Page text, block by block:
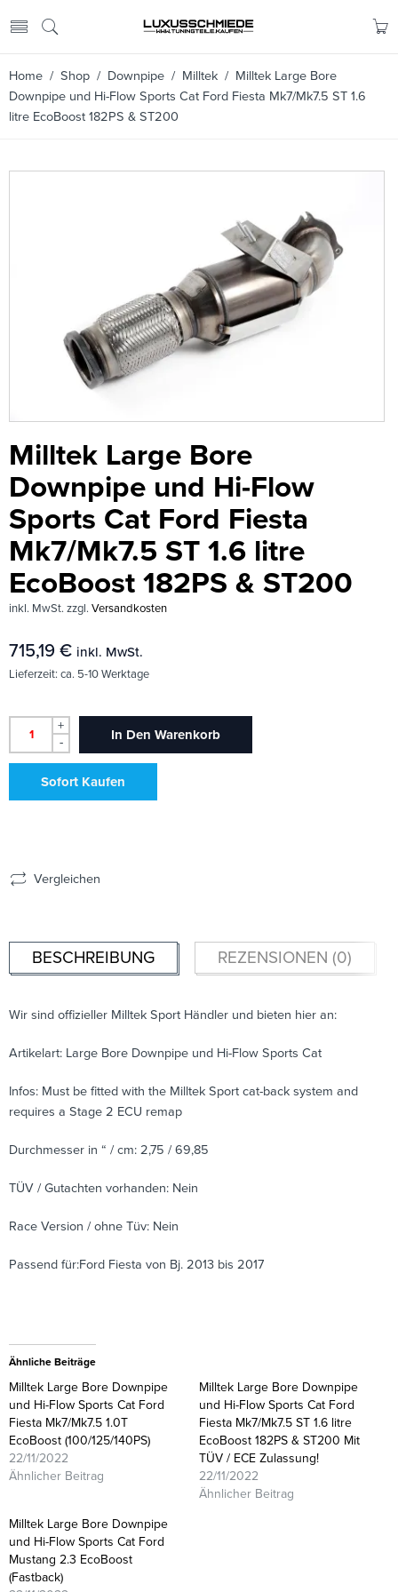
Home / Shop / Downpipe / Milltek / Milltek Large Bore
Downpipe und Hi-Flow Sports Cat Ford Fiesta Mk7/Mk7.5 ST 1.6
litre EcoBoost 182PS & ST200
Milltek Large Bore
Downpipe und Hi-Flow
Sports Cat Ford Fiesta
Mk7/Mk7.5 ST 1.6 litre
EcoBoost 182PS & ST200
inkl. MwSt. zzgl. Versandkosten
715,19 € inkl. MwSt.
Lieferzeit: ca. 5-10 Werktage
+
-
In Den Warenkorb
Sofort Kaufen
Vergleichen
BESCHREIBUNG REZENSIONEN (0)
Wir sind offizieller Milltek Sport Händler und bieten hier an:
Artikelart: Large Bore Downpipe und Hi-Flow Sports Cat
Infos: Must be fitted with the Milltek Sport cat-back system and
requires a Stage 2 ECU remap
Durchmesser in “ / cm: 2,75 / 69,85
TÜV / Gutachten vorhanden: Nein
Race Version / ohne Tüv: Nein
Passend für:Ford Fiesta von Bj. 2013 bis 2017
Ähnliche Beiträge
Milltek Large Bore Downpipe
und Hi-Flow Sports Cat Ford
Fiesta Mk7/Mk7.5 1.0T
EcoBoost (100/125/140PS)
22/11/2022
Ähnlicher Beitrag
Milltek Large Bore Downpipe
und Hi-Flow Sports Cat Ford
Fiesta Mk7/Mk7.5 ST 1.6 litre
EcoBoost 182PS & ST200 Mit
TÜV / ECE Zulassung!
22/11/2022
Ähnlicher Beitrag
Milltek Large Bore Downpipe
und Hi-Flow Sports Cat Ford
Mustang 2.3 EcoBoost
(Fastback)